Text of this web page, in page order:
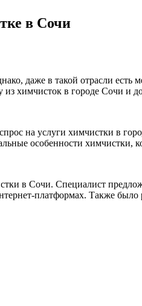
в Сочи
даже в такой отрасли
химчисток в городе Сочи и
на услуги химчистки в
особенности химчистки,
в Сочи. Специалист
платформах. Также